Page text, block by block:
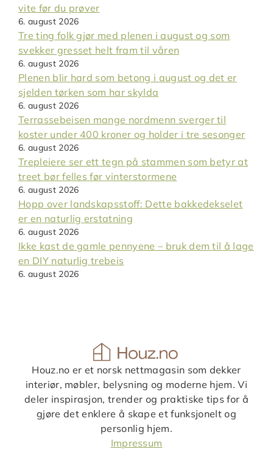
vite før du prøver
6. august 2026
Tre ting folk gjør med plenen i august og som
svekker gresset helt fram til våren
6. august 2026
Plenen blir hard som betong i august og det er
sjelden tørken som har skylda
6. august 2026
Terrassebeisen mange nordmenn sverger til
koster under 400 kroner og holder i tre sesonger
6. august 2026
Trepleiere ser ett tegn på stammen som betyr at
treet bør felles før vinterstormene
6. august 2026
Hopp over landskapsstoff: Dette bakkedekselet
er en naturlig erstatning
6. august 2026
Ikke kast de gamle pennyene – bruk dem til å lage
en DIY naturlig trebeis
6. august 2026
Houz.no er et norsk nettmagasin som dekker
interiør, møbler, belysning og moderne hjem. Vi
deler inspirasjon, trender og praktiske tips for å
gjøre det enklere å skape et funksjonelt og
personlig hjem.
Impressum